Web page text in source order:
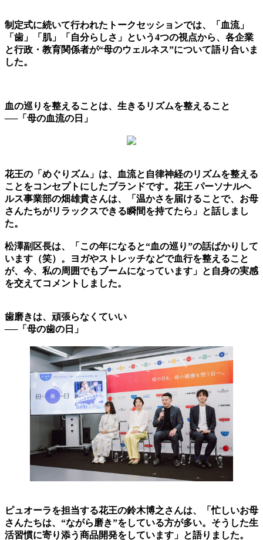
制定式に続いて行われたトークセッションでは、「血流」
「歯」「肌」「自分らしさ」という4つの視点から、各企業
と行政・教育関係者が“母のウェルネス”について語り合いま
した。
血の巡りを整えることは、生きるリズムを整えること
──「母の血流の日」
花王の「めぐりズム」は、血流と自律神経のリズムを整える
ことをコンセプトにしたブランドです。花王 パーソナルヘ
ルス事業部の畑雄貴さんは、「温かさを届けることで、お母
さんたちがリラックスできる瞬間を持てたら」と話しまし
た。
松澤副区長は、「この年になると“血の巡り”の話ばかりして
います（笑）。ヨガやストレッチなどで血行を整えること
が、今、私の周囲でもブームになっています」と自身の実感
を交えてコメントしました。
歯磨きは、頑張らなくていい
──「母の歯の日」
ピュオーラを担当する花王の鈴木博之さんは、「忙しいお母
さんたちは、“ながら磨き”をしている方が多い。そうした生
活習慣に寄り添う商品開発をしています」と語りました。